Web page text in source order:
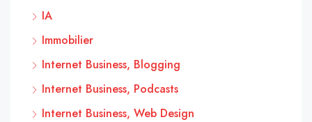
IA
Immobilier
Internet Business, Blogging
Internet Business, Podcasts
Internet Business, Web Design